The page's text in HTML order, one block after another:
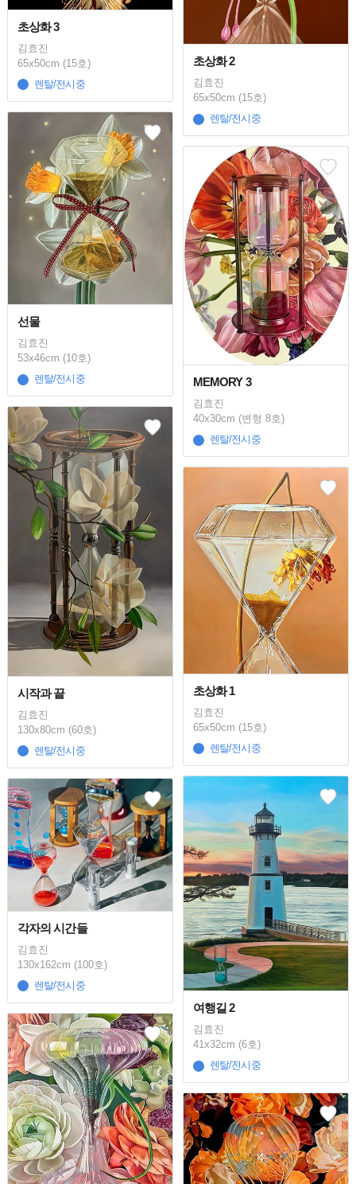
초상화 3
김효진
65x50cm (15호)
렌탈/전시중
초상화 2
김효진
65x50cm (15호)
렌탈/전시중
선물
김효진
53x46cm (10호)
렌탈/전시중
MEMORY 3
김효진
40x30cm (변형 8호)
렌탈/전시중
시작과 끝
김효진
130x80cm (60호)
렌탈/전시중
초상화 1
김효진
65x50cm (15호)
렌탈/전시중
여행길 2
김효진
41x32cm (6호)
렌탈/전시중
각자의 시간들
김효진
130x162cm (100호)
렌탈/전시중